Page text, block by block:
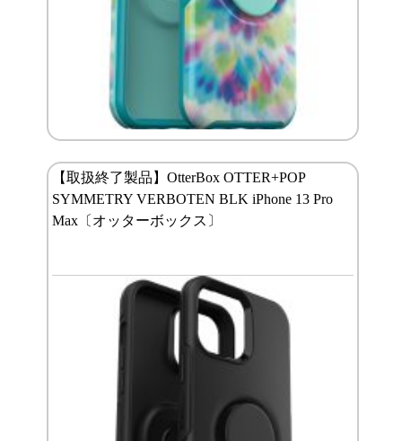
【取扱終了製品】OtterBox OTTER+POP
SYMMETRY VERBOTEN BLK iPhone 13 Pro
Max〔オッターボックス〕